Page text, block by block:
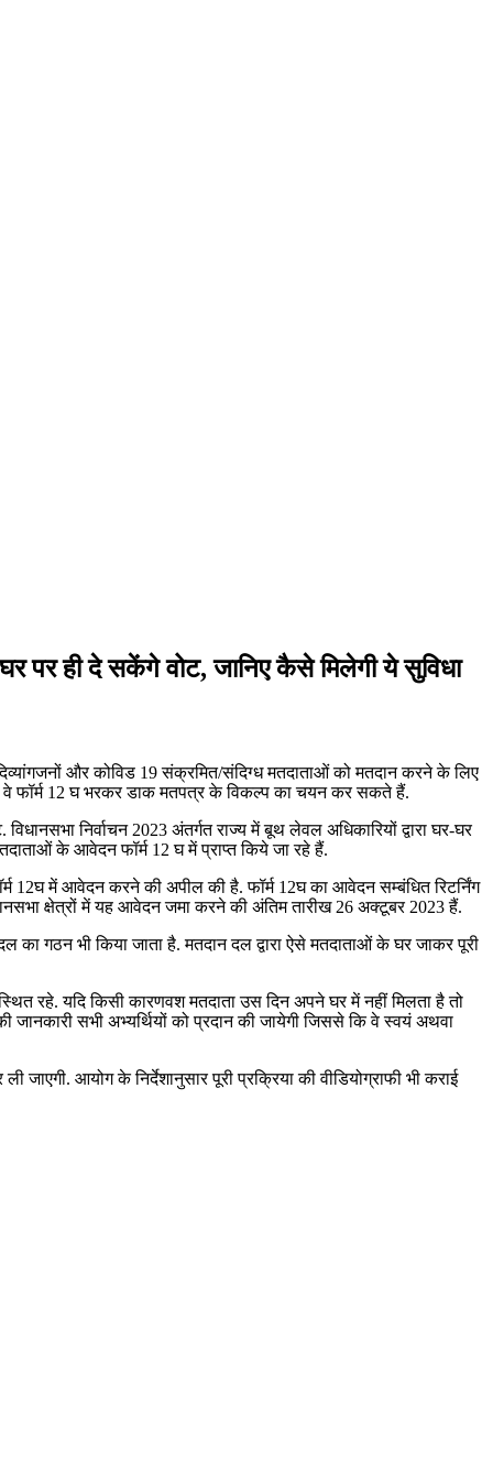
पर ही दे सकेंगे वोट, जानिए कैसे मिलेगी ये सुविधा
और कोविड 19 संक्रमित/संदिग्ध मतदाताओं को मतदान करने के लिए
वे फॉर्म 12 घ भरकर डाक मतपत्र के विकल्प का चयन कर सकते हैं.
निर्वाचन 2023 अंतर्गत राज्य में बूथ लेवल अधिकारियों द्वारा घर-घर
के आवेदन फॉर्म 12 घ में प्राप्त किये जा रहे हैं.
12घ में आवेदन करने की अपील की है. फॉर्म 12घ का आवेदन सम्बंधित रिटर्निंग
क्षेत्रों में यह आवेदन जमा करने की अंतिम तारीख 26 अक्टूबर 2023 हैं.
का गठन भी किया जाता है. मतदान दल द्वारा ऐसे मतदाताओं के घर जाकर पूरी
रहे. यदि किसी कारणवश मतदाता उस दिन अपने घर में नहीं मिलता है तो
सभी अभ्यर्थियों को प्रदान की जायेगी जिससे कि वे स्वयं अथवा
आयोग के निर्देशानुसार पूरी प्रक्रिया की वीडियोग्राफी भी कराई